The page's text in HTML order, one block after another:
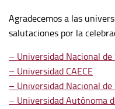
Agradecemos a las
salutaciones por la
– Universidad Nacional de
– Universidad CAECE
– Universidad Nacional
– Universidad Autónoma